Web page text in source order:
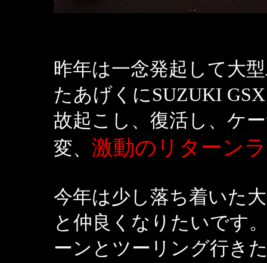
昨年は一念発起して大
たあげくにSUZUKI
故起こし、復活し、ケ
変、 激動のリターン
今年は少し落ち着いた
と仲良くなりたいです
ーンとツーリング行き